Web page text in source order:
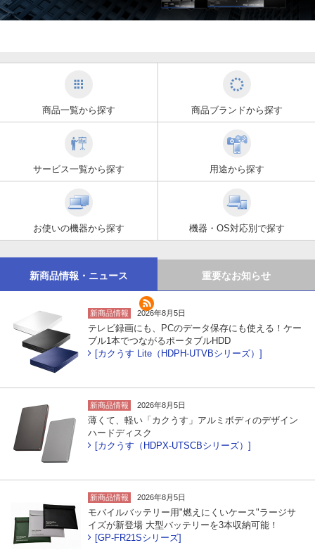
商品一覧から探す 商品ブランドから探す
サービス一覧から探す 用途から探す
お使いの機器から探す 機器・OS対応別で探す
新商品情報・ニュース
新商品情報 2026年8月5日
テレビ録画にも、PCのデータ保存にも使える！ケー
ブル1本でつながるポータブルHDD
[カクうす Lite（HDPH-UTVBシリーズ）]
新商品情報 2026年8月5日
薄くて、軽い「カクうす」アルミボディのデザイン
ハードディスク
[カクうす（HDPX-UTSCBシリーズ）]
新商品情報 2026年8月5日
モバイルバッテリー用"燃えにくいケース"ラージサ
イズが新登場 大型バッテリーを3本収納可能！
[GP-FR21Sシリーズ]
重要なお知らせ